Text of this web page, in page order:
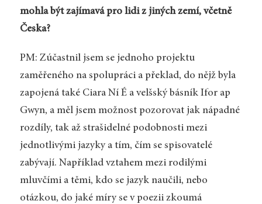
mohla být zajímavá pro lidi z jiných zemí, včetně
Česka?
PM: Zúčastnil jsem se jednoho projektu
zaměřeného na spolupráci a překlad, do nějž byla
zapojená také Ciara Ní É a velšský básník Ifor ap
Gwyn, a měl jsem možnost pozorovat jak nápadné
rozdíly, tak až strašidelné podobnosti mezi
jednotlivými jazyky a tím, čím se spisovatelé
zabývají. Například vztahem mezi rodilými
mluvčími a těmi, kdo se jazyk naučili, nebo
otázkou, do jaké míry se v poezii zkoumá